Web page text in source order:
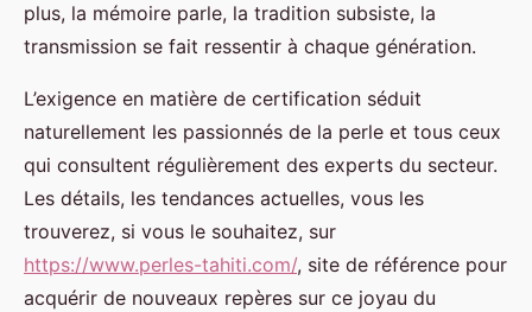
plus, la mémoire parle, la tradition subsiste, la
transmission se fait ressentir à chaque génération.
L’exigence en matière de certification séduit
naturellement les passionnés de la perle et tous ceux
qui consultent régulièrement des experts du secteur.
Les détails, les tendances actuelles, vous les
trouverez, si vous le souhaitez, sur
https://www.perles-tahiti.com/, site de référence pour
acquérir de nouveaux repères sur ce joyau du